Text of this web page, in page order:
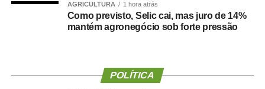
O desempenho do HMC torna-se ainda mais expressivo
quando analisadas apenas as internações em
—, concentrando 53,6% de todas as transferências
destinadas a leitos clínicos e cirúrgicos da rede.
AGRICULTURA 1 hora atrás
Como previsto, Selic cai, mas juro de 14%
mantém agronegócio sob forte pressão
POLÍTICA